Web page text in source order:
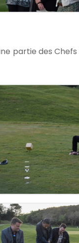
partie des